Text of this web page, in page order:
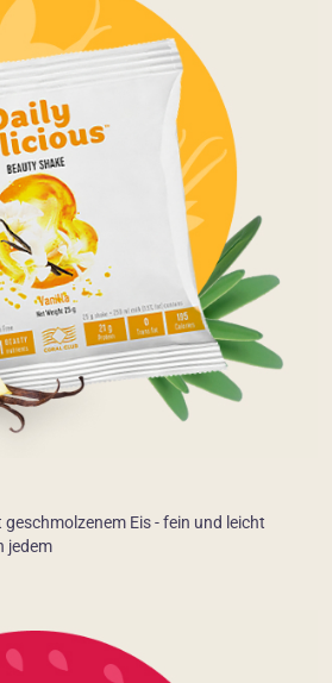
Eis - fein und leicht
jedem